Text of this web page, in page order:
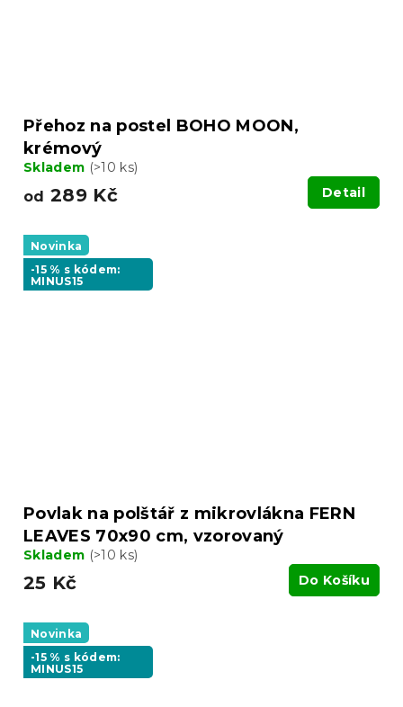
Přehoz na postel BOHO MOON,
krémový
Skladem (>10 ks)
od 289 Kč Detail
Novinka
-15 % s kódem:
MINUS15
Povlak na polštář z mikrovlákna FERN
LEAVES 70x90 cm, vzorovaný
Skladem (>10 ks)
25 Kč Do Košíku
Novinka
-15 % s kódem:
MINUS15